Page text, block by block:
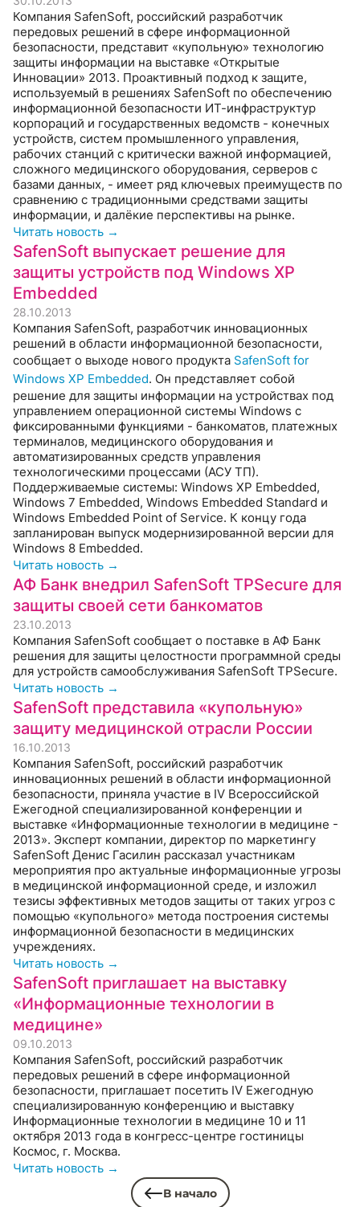
Компания SafenSoft, российский разработчик
передовых решений в сфере информационной
безопасности, представит «купольную» технологию
защиты информации на выставке «Открытые
Инновации» 2013. Проактивный подход к защите,
используемый в решениях SafenSoft по обеспечению
информационной безопасности ИТ-инфраструктур
корпораций и государственных ведомств - конечных
устройств, систем промышленного управления,
рабочих станций с критически важной информацией,
сложного медицинского оборудования, серверов с
базами данных, - имеет ряд ключевых преимуществ по
сравнению с традиционными средствами защиты
информации, и далёкие перспективы на рынке.
Читать новость →
SafenSoft выпускает решение для
защиты устройств под Windows XP
Embedded
28.10.2013
Компания SafenSoft, разработчик инновационных
решений в области информационной безопасности,
сообщает о выходе нового продукта SafenSoft for
Windows XP Embedded. Он представляет собой
решение для защиты информации на устройствах под
управлением операционной системы Windows с
фиксированными функциями - банкоматов, платежных
терминалов, медицинского оборудования и
автоматизированных средств управления
технологическими процессами (АСУ ТП).
Поддерживаемые системы: Windows XP Embedded,
Windows 7 Embedded, Windows Embedded Standard и
Windows Embedded Point of Service. К концу года
запланирован выпуск модернизированной версии для
Windows 8 Embedded.
Читать новость →
АФ Банк внедрил SafenSoft TPSecure для
защиты своей сети банкоматов
23.10.2013
Компания SafenSoft сообщает о поставке в АФ Банк
решения для защиты целостности программной среды
для устройств самообслуживания SafenSoft TPSecure.
Читать новость →
SafenSoft представила «купольную»
защиту медицинской отрасли России
16.10.2013
Компания SafenSoft, российский разработчик
инновационных решений в области информационной
безопасности, приняла участие в IV Всероссийской
Ежегодной специализированной конференции и
выставке «Информационные технологии в медицине -
2013». Эксперт компании, директор по маркетингу
SafenSoft Денис Гасилин рассказал участникам
мероприятия про актуальные информационные угрозы
в медицинской информационной среде, и изложил
тезисы эффективных методов защиты от таких угроз с
помощью «купольного» метода построения системы
информационной безопасности в медицинских
учреждениях.
Читать новость →
SafenSoft приглашает на выставку
«Информационные технологии в
медицине»
09.10.2013
Компания SafenSoft, российский разработчик
передовых решений в сфере информационной
безопасности, приглашает посетить IV Ежегодную
специализированную конференцию и выставку
Информационные технологии в медицине 10 и 11
октября 2013 года в конгресс-центре гостиницы
Космос, г. Москва.
Читать новость →
В начало